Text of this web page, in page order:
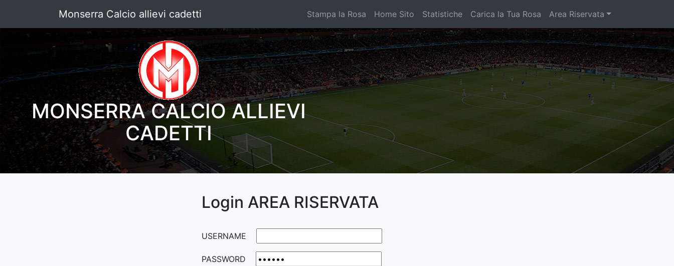
Monserra Calcio allievi cadetti Stampa la Rosa Home Sito Statistiche Carica la Tua Rosa Area Riservata
MONSERRA CALCIO ALLIEVI
CADETTI
Login AREA RISERVATA
USERNAME
PASSWORD